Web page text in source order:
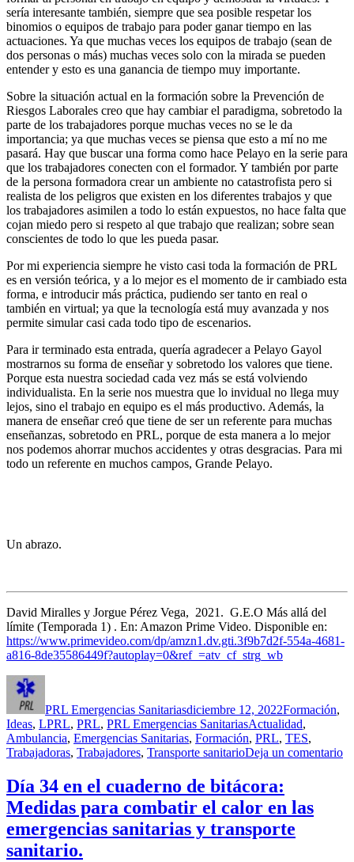
sería interesante también, siempre que sea posible respetar los
binomios o equipos de trabajo para poder ganar tiempo en las
actuaciones. Ya que muchas veces los equipos de trabajo (sean de
dos personas o más) muchas veces solo con la mirada se pueden
entender y esto es una ganancia de tiempo muy importante.
Sobre la situación actual en la formación sobre la Prevención de
Riesgos Laborales creo que hay cambiar el paradigma, sobretodo la
parte de los trabajadores porque muchas veces no se le da
importancia; ya que muchas veces se piensa que esto a mí no me
pasará. Hay que buscar una forma como hace Pelayo en la serie para
que los trabajadores conecten con el formador. Y también por parte
de la persona formadora crear un ambiente no catastrofista pero si
realista de los peligros que existen en los diferentes trabajos y que
los trabajadores asimilen a todo lo están expuestos, no hace falta que
cojan miedo pero si respeto al que trabajo que realizan; sobre sean
conscientes de todo lo que les pueda pasar.
Por mi experiencia siempre he visto casi toda la formación de PRL
es en versión teórica, y a lo mejor es el momento de ir cambiado esta
forma, e introducir más práctica, pudiendo ser tanto en real o
también en virtual; ya que la tecnología está muy avanzada y nos
permite simular casi cada todo tipo de escenarios.
Para ir terminado esta entrada, quería agradecer a Pelayo Gayol
mostrarnos su forma de enseñar y sobretodo los valores que tiene.
Porque esta nuestra sociedad cada vez más se está volviendo
individualista. En la serie nos muestra que lo invidual no llega muy
lejos, sino el trabajo en equipo es el más productivo. Además, la
manera de enseñar creó que tiene de ser un referente para muchas
enseñanzas, sobretodo en PRL, porque de esta manera a lo mejor
nos podemos ahorrar muchos accidentes y otras desgracias. Para mi
todo un referente en muchos campos, Grande Pelayo.
Un abrazo.
David Miralles y Jorgue Pérez Vega, 2021. G.E.O Más allá del
límite (Temporada 1) . En: Amazon Prime Video. Disponible en:
https://www.primevideo.com/dp/amzn1.dv.gti.3f9b7d2f-554a-4681-
a816-8de35586449f?autoplay=0&ref_=atv_cf_strg_wb
PRL Emergencias Sanitariasdiciembre 12, 2022Formación,
Ideas, LPRL, PRL, PRL Emergencias SanitariasEtiquetas
Actualidad,
Ambulancia, Emergencias Sanitarias, Formación, PRL, TES,
Trabajadoras, Trabajadores, Transporte sanitarioDeja un comentarioen
Día 34 en el cuaderno de bitácora:
Medidas para combatir el calor en las
emergencias sanitarias y transporte
sanitario.